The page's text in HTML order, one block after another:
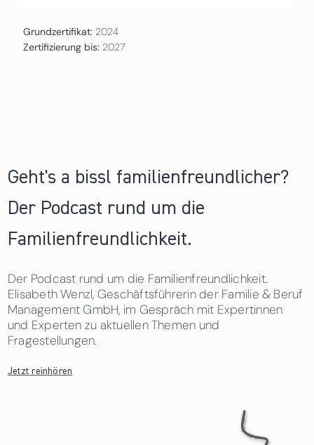
Grundzertifikat: 2024
Zertifizierung bis: 2027
Geht's a bissl familienfreundlicher?
Der Podcast rund um die
Familienfreundlichkeit.
Der Podcast rund um die Familienfreundlichkeit.
Elisabeth Wenzl, Geschäftsführerin der Familie & Beruf
Management GmbH, im Gespräch mit Expertinnen
und Experten zu aktuellen Themen und
Fragestellungen.
Jetzt reinhören